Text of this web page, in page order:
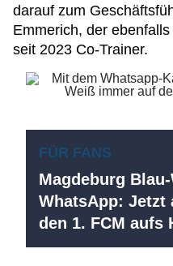
darauf zum
Emmerich, der
seit 2023 Co-Trainer.
FÜR FANS
Magdeburg
WhatsApp: Jetzt
den 1. FCM aufs